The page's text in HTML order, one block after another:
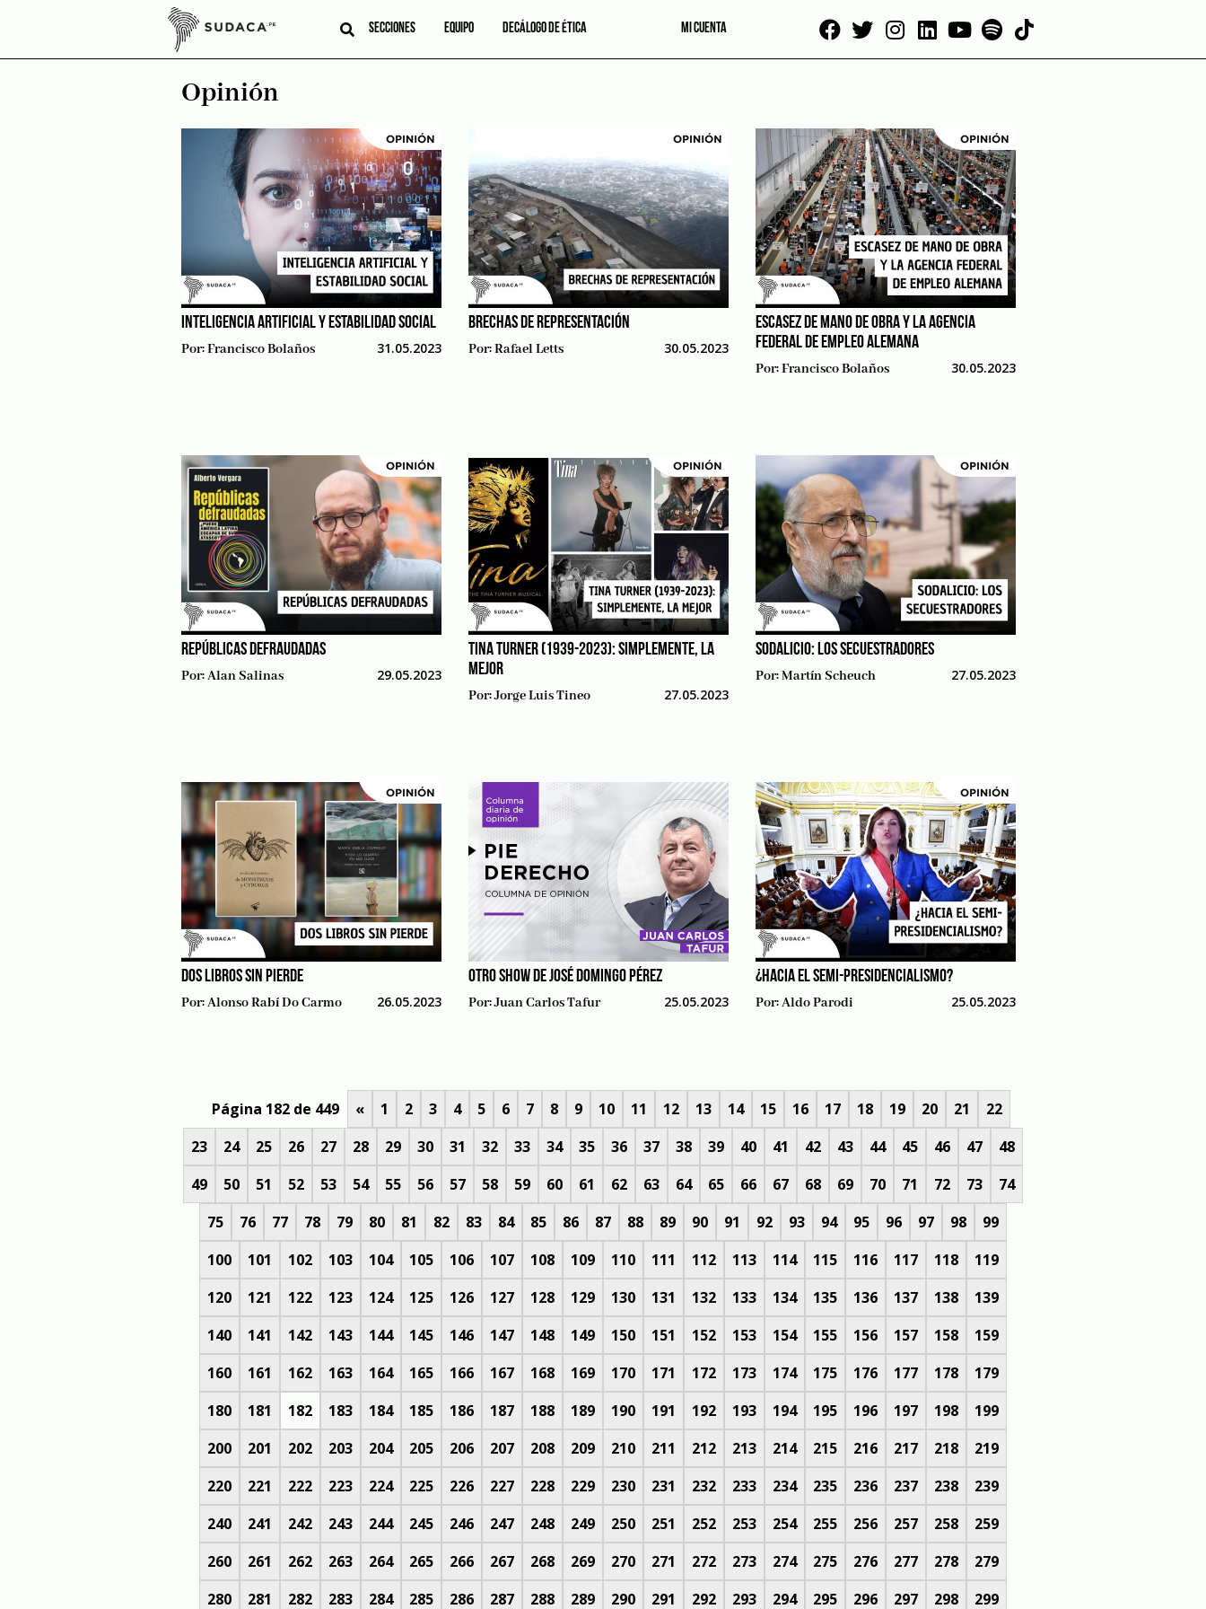
SECCIONES EQUIPO DECÁLOGO DE ÉTICA MI CUENTA
Opinión
INTELIGENCIA ARTIFICIAL Y ESTABILIDAD SOCIAL
Por:Francisco Bolaños 31.05.2023
BRECHAS DE REPRESENTACIÓN
Por:Rafael Letts 30.05.2023
ESCASEZ DE MANO DE OBRA Y LA AGENCIA
FEDERAL DE EMPLEO ALEMANA
Por:Francisco Bolaños 30.05.2023
REPÚBLICAS DEFRAUDADAS
Por:Alan Salinas 29.05.2023
TINA TURNER (1939-2023): SIMPLEMENTE, LA
MEJOR
Por:Jorge Luis Tineo 27.05.2023
SODALICIO: LOS SECUESTRADORES
Por:Martín Scheuch 27.05.2023
DOS LIBROS SIN PIERDE
Por:Alonso Rabí Do Carmo 26.05.2023
OTRO SHOW DE JOSÉ DOMINGO PÉREZ
Por:Juan Carlos Tafur 25.05.2023
¿HACIA EL SEMI-PRESIDENCIALISMO?
Por:Aldo Parodi 25.05.2023
Página 182 de 449 « 1 2 3 4 5 6 7 8 9 10 11 12 13 14 15 16 17 18 19 20 21
22
23
24 25 26 27 28 29 30 31 32 33 34 35 36 37 38 39 40 41 42 43 44 45 46 47
48
49
50 51 52 53 54 55 56 57 58 59 60 61 62 63 64 65 66 67 68 69 70 71 72 73
74
75
76 77 78 79 80 81 82 83 84 85 86 87 88 89 90 91 92 93 94 95 96 97 98
99
100
101 102 103 104 105 106 107 108 109 110 111 112 113 114 115 116 117 118
119
120
121 122 123 124 125 126 127 128 129 130 131 132 133 134 135 136 137 138
139
140
141 142 143 144 145 146 147 148 149 150 151 152 153 154 155 156 157 158
159
160
161 162 163 164 165 166 167 168 169 170 171 172 173 174 175 176 177 178
179
180
181 182 183 184 185 186 187 188 189 190 191 192 193 194 195 196 197 198
199
200
201 202 203 204 205 206 207 208 209 210 211 212 213 214 215 216 217 218
219
220
221 222 223 224 225 226 227 228 229 230 231 232 233 234 235 236 237 238
239
240
241 242 243 244 245 246 247 248 249 250 251 252 253 254 255 256 257 258
259
260
261 262 263 264 265 266 267 268 269 270 271 272 273 274 275 276 277 278
279
280
281 282 283 284 285 286 287 288 289 290 291 292 293 294 295 296 297 298 299